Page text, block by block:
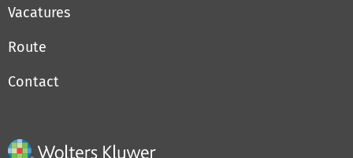
Vacatures
Route
Contact